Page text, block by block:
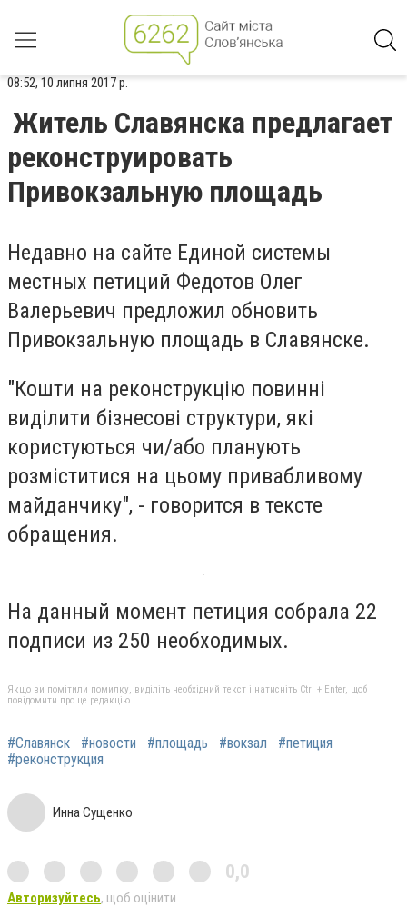
08:52, 10 липня 2017 р.
Житель Славянска предлагает
реконструировать
Привокзальную площадь
Недавно на сайте Единой системы
местных петиций Федотов Олег
Валерьевич предложил обновить
Привокзальную площадь в Славянске.
"Кошти на реконструкцію повинні
виділити бізнесові структури, які
користуються чи/або планують
розміститися на цьому привабливому
майданчику", - говорится в тексте
обращения.
На данный момент петиция собрала 22
подписи из 250 необходимых.
Якщо ви помітили помилку, виділіть необхідний текст і натисніть Ctrl + Enter, щоб
повідомити про це редакцію
#Славянск #новости #площадь #вокзал
#петиция
#реконструкция
Инна Сущенко
0,0
Авторизуйтесь, щоб оцінити